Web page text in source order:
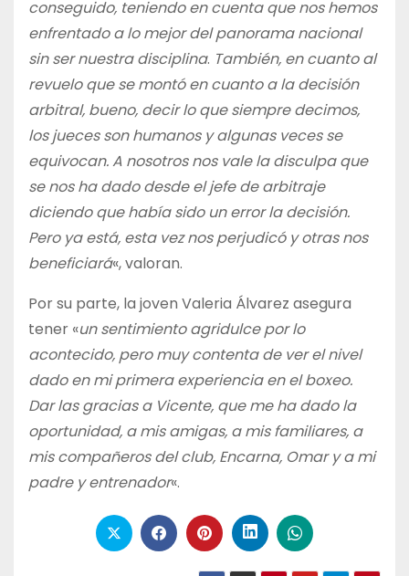
conseguido, teniendo en cuenta que nos hemos
enfrentado a lo mejor del panorama nacional
sin ser nuestra disciplina. También, en cuanto al
revuelo que se montó en cuanto a la decisión
arbitral, bueno, decir lo que siempre decimos,
los jueces son humanos y algunas veces se
equivocan. A nosotros nos vale la disculpa que
se nos ha dado desde el jefe de arbitraje
diciendo que había sido un error la decisión.
Pero ya está, esta vez nos perjudicó y otras nos
beneficiará«, valoran.
Por su parte, la joven Valeria Álvarez asegura
tener «un sentimiento agridulce por lo
acontecido, pero muy contenta de ver el nivel
dado en mi primera experiencia en el boxeo.
Dar las gracias a Vicente, que me ha dado la
oportunidad, a mis amigas, a mis familiares, a
mis compañeros del club, Encarna, Omar y a mi
padre y entrenador«.